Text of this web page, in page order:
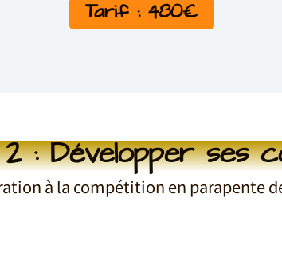
Tarif : 480€
2 : Développer ses
à la compétition en parapente